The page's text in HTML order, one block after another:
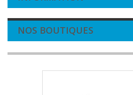
NOS BOUTIQUES